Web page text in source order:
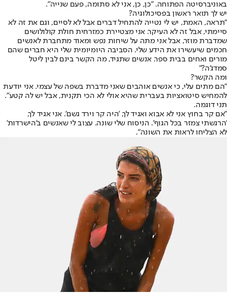
באוניברסיטה הפתוחה. "כן, כן, אני לא סתומה, פעם שנייה".
יש לך תואר ראשון בפסיכולוגיה?
"תראה, האמת, יש לי נטייה להתחיל דברים אבל לא לסיים, וגם את זה לא
סיימתי, אבל זה לא העיקר. אני מצטיירת כמזרחית חולת קולולושים
שמדברת מוזר, אבל אני מתה על שיחות נפש ומאוד מתחברת לאנשים
חכמים שיעשירו את הידע שלי. הסביבה היומיומית שלי היא חברים שהם
מורים ואחים בבית ספר. אנשים שתגיד, מה הקשר בינם לבין ליטל
סמדג'ה?"
ומה הקשר?
"הם מתים עלי, כי אנשים אוהבים שאני מדברת בשפה של עצמי. אני יודעת
להמחיש סיטואציות בעברית שהיא אולי לא הכי תקנית, אבל יש לה קטע".
תני דוגמה.
"אם קר בחוץ אני לא אבוא ואגיד לך, 'היה קר וירד גשם'. אני אגיד לך,
'הרגשתי צמזר בכל הגוף'. הניסוח שלי שונה. עצוב לי שאנשים ב'הישרדות'
לא הצליחו לראות את השונה".